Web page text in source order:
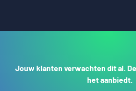
beschikbaar.
Jouw klanten verwachten dit al.
het aanbiedt.